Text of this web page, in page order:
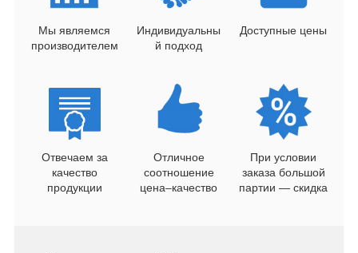
Мы являемся
производителем
Индивидуальны
й подход
Доступные цены
Отвечаем за
качество
продукции
Отличное
соотношение
цена–качество
При условии
заказа большой
партии — скидка